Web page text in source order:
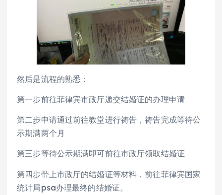
然后是流程的熟悉：
第一步前往菲律宾市政厅递交结婚证的办理申请
第二步申请通过前往教堂进行祷告，祷告完成等待公
示期满两个月
第三步等待公示期满即可前往市政厅领取结婚证
第四步带上市政厅的结婚证等材料，前往菲律宾国家
统计局psa办理最终的结婚证。